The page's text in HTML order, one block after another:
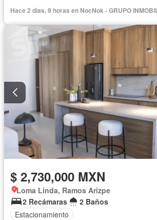
Hace 2 días, 9 horas en NocNok - GRUPO
$ 2,730,000 MXN
Loma Linda, Ramos Arizpe
2 Recámaras
2 Baños
Estacionamiento